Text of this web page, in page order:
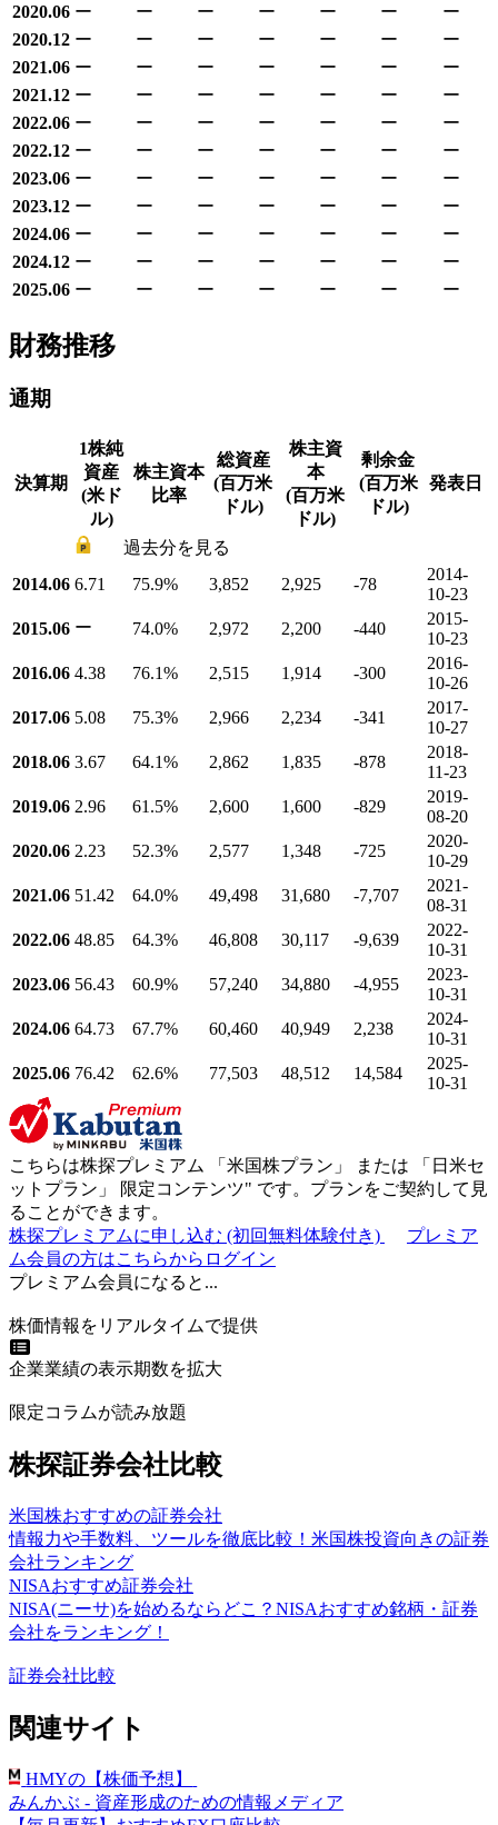
2020.06 ー ー ー ー ー ー
ー
2020.12 ー ー ー ー ー ー
ー
2021.06 ー ー ー ー ー ー
ー
2021.12 ー ー ー ー ー ー
ー
2022.06 ー ー ー ー ー ー
ー
2022.12 ー ー ー ー ー ー
ー
2023.06 ー ー ー ー ー ー
ー
2023.12 ー ー ー ー ー ー
ー
2024.06 ー ー ー ー ー ー
ー
2024.12 ー ー ー ー ー ー
ー
2025.06 ー ー ー ー ー ー ー
財務推移
通期
決算期
1株純
資産
(米ド
ル)
株主資本
比率
総資産
(百万米
ドル)
株主資
本
(百万米
ドル)
剰余金
(百万米
ドル)
発表日
過去分を見る
2014.06 6.71 75.9% 3,852 2,925 -78
2014-
10-23
2015.06 ー 74.0% 2,972 2,200 -440
2015-
10-23
2016.06 4.38 76.1% 2,515 1,914 -300
2016-
10-26
2017.06 5.08 75.3% 2,966 2,234 -341
2017-
10-27
2018.06 3.67 64.1% 2,862 1,835 -878
2018-
11-23
2019.06 2.96 61.5% 2,600 1,600 -829
2019-
08-20
2020.06 2.23 52.3% 2,577 1,348 -725
2020-
10-29
2021.06 51.42 64.0% 49,498 31,680 -7,707
2021-
08-31
2022.06 48.85 64.3% 46,808 30,117 -9,639
2022-
10-31
2023.06 56.43 60.9% 57,240 34,880 -4,955
2023-
10-31
2024.06 64.73 67.7% 60,460 40,949 2,238
2024-
10-31
2025.06 76.42 62.6% 77,503 48,512 14,584
2025-
10-31
こちらは株探プレミアム 「 米国株プラン 」 または 「 日米セ
ットプラン 」 限定コンテンツ" です。プランをご契約して見
ることができます。
株探プレミアムに申し込む (初回無料体験付き)
プレミア
ム会員の方はこちらからログイン
プレミアム会員になると...
株価情報をリアルタイムで提供
企業業績の表示期数を拡大
限定コラムが読み放題
株探証券会社比較
米国株おすすめの証券会社
情報力や手数料、ツールを徹底比較！米国株投資向きの証券
会社ランキング
NISAおすすめ証券会社
NISA(ニーサ)を始めるならどこ？NISAおすすめ銘柄・証券
会社をランキング！
証券会社比較
関連サイト
HMYの【株価予想】
みんかぶ - 資産形成のための情報メディア